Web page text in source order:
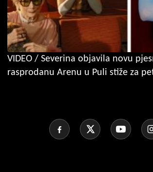
VIDEO / Severina objavila novu
rasprodanu Arenu u Puli stiže za